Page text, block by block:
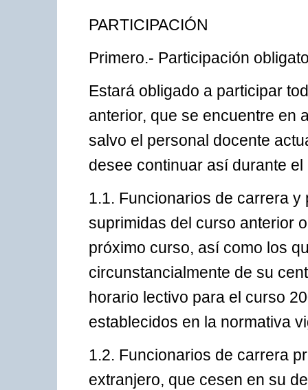
PARTICIPACIÓN
Primero.- Participación
Estará obligado a participar
anterior, que se encuentre en
salvo el personal docente
desee continuar así durante
1.1. Funcionarios de carrera
suprimidas del curso anterior
próximo curso, así como los
circunstancialmente de su
horario lectivo para el curso
establecidos en la normativa
1.2. Funcionarios de carrera
extranjero, que cesen en su